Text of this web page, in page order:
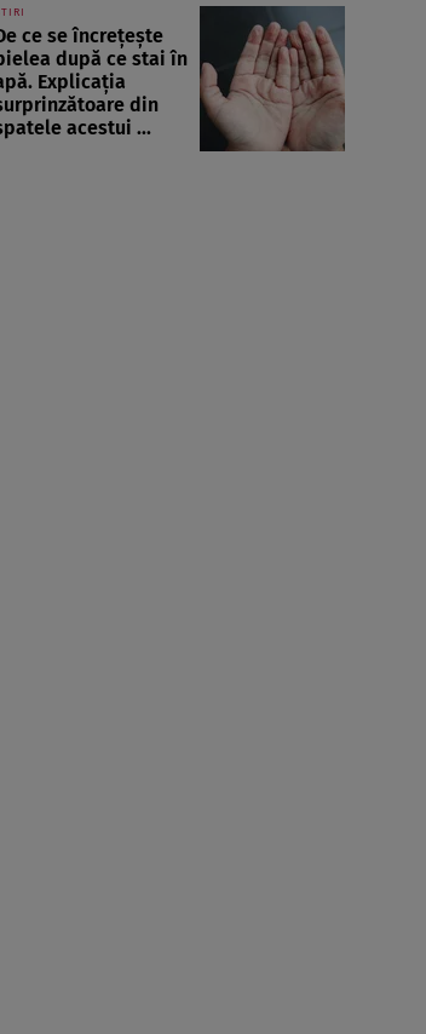
ce se încrețește
după ce stai în
Explicația
din
acestui ...